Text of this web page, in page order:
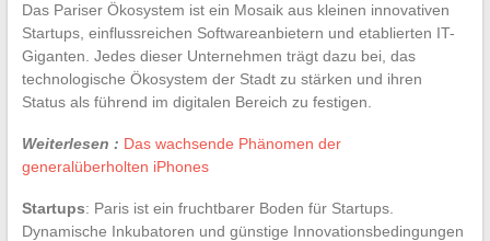
Das Pariser Ökosystem ist ein Mosaik aus kleinen innovativen
Startups, einflussreichen Softwareanbietern und etablierten IT-
Giganten. Jedes dieser Unternehmen trägt dazu bei, das
technologische Ökosystem der Stadt zu stärken und ihren
Status als führend im digitalen Bereich zu festigen.
Weiterlesen : Das wachsende Phänomen der
generalüberholten iPhones
Startups: Paris ist ein fruchtbarer Boden für Startups.
Dynamische Inkubatoren und günstige Innovationsbedingungen